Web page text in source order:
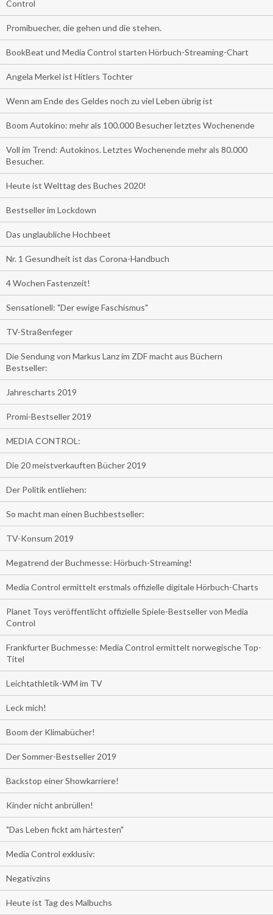
Control
Promibuecher, die gehen und die stehen.
BookBeat und Media Control starten Hörbuch-Streaming-Chart
Angela Merkel ist Hitlers Tochter
Wenn am Ende des Geldes noch zu viel Leben übrig ist
Boom Autokino: mehr als 100.000 Besucher letztes Wochenende
Voll im Trend: Autokinos. Letztes Wochenende mehr als 80.000
Besucher.
Heute ist Welttag des Buches 2020!
Bestseller im Lockdown
Das unglaubliche Hochbeet
Nr. 1 Gesundheit ist das Corona-Handbuch
4 Wochen Fastenzeit!
Sensationell: "Der ewige Faschismus"
TV-Straßenfeger
Die Sendung von Markus Lanz im ZDF macht aus Büchern
Bestseller:
Jahrescharts 2019
Promi-Bestseller 2019
MEDIA CONTROL:
Die 20 meistverkauften Bücher 2019
Der Politik entliehen:
So macht man einen Buchbestseller:
TV-Konsum 2019
Megatrend der Buchmesse: Hörbuch-Streaming!
Media Control ermittelt erstmals offizielle digitale Hörbuch-Charts
Planet Toys veröffentlicht offizielle Spiele-Bestseller von Media
Control
Frankfurter Buchmesse: Media Control ermittelt norwegische Top-
Titel
Leichtathletik-WM im TV
Leck mich!
Boom der Klimabücher!
Der Sommer-Bestseller 2019
Backstop einer Showkarriere!
Kinder nicht anbrüllen!
"Das Leben fickt am härtesten"
Media Control exklusiv:
Negativzins
Heute ist Tag des Malbuchs